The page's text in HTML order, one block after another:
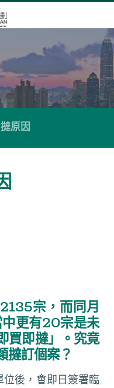
原因
宗，而同月
更有20宗是未
買即撻」。究竟
撻訂個案？
後，會即日簽署臨